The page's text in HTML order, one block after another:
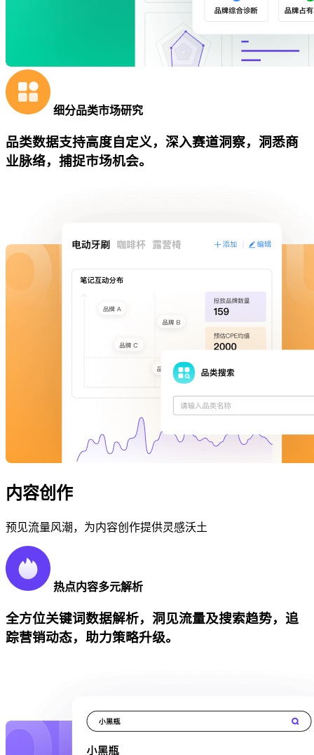
细分品类市场研究
品类数据支持高度自定义，深入赛道洞察，洞悉商
业脉络，捕捉市场机会。
内容创作
预见流量风潮，为内容创作提供灵感沃土
热点内容多元解析
全方位关键词数据解析，洞见流量及搜索趋势，追
踪营销动态，助力策略升级。